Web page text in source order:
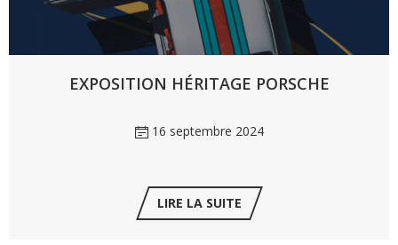
EXPOSITION HÉRITAGE PORSCHE
16 septembre 2024
LIRE LA SUITE